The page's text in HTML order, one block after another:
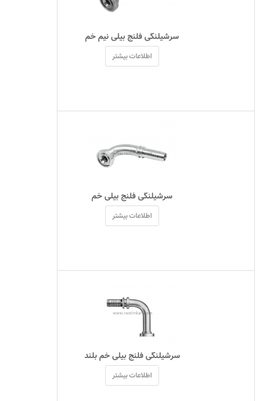
سرشيلنگی فلنج بیلی نیم خم
اطلاعات بیشتر
سرشيلنگی فلنج بیلی خم
اطلاعات بیشتر
سرشيلنگی فلنج بیلی خم بلند
اطلاعات بیشتر